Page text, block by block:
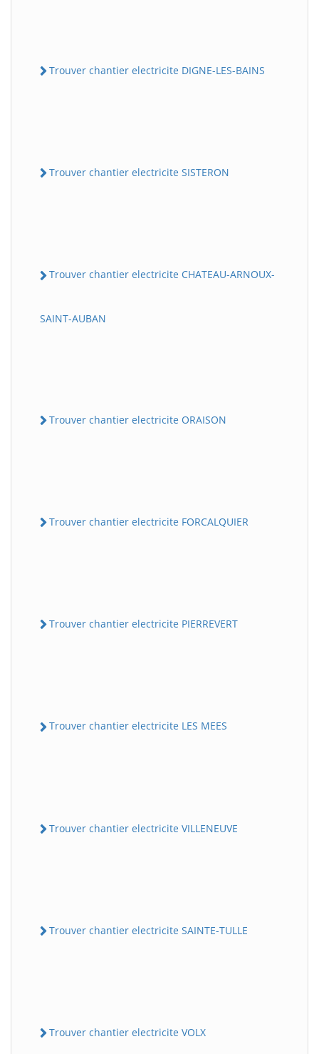
Trouver chantier electricite DIGNE-LES-BAINS
Trouver chantier electricite SISTERON
Trouver chantier electricite CHATEAU-ARNOUX-
SAINT-AUBAN
Trouver chantier electricite ORAISON
Trouver chantier electricite FORCALQUIER
Trouver chantier electricite PIERREVERT
Trouver chantier electricite LES MEES
Trouver chantier electricite VILLENEUVE
Trouver chantier electricite SAINTE-TULLE
Trouver chantier electricite VOLX